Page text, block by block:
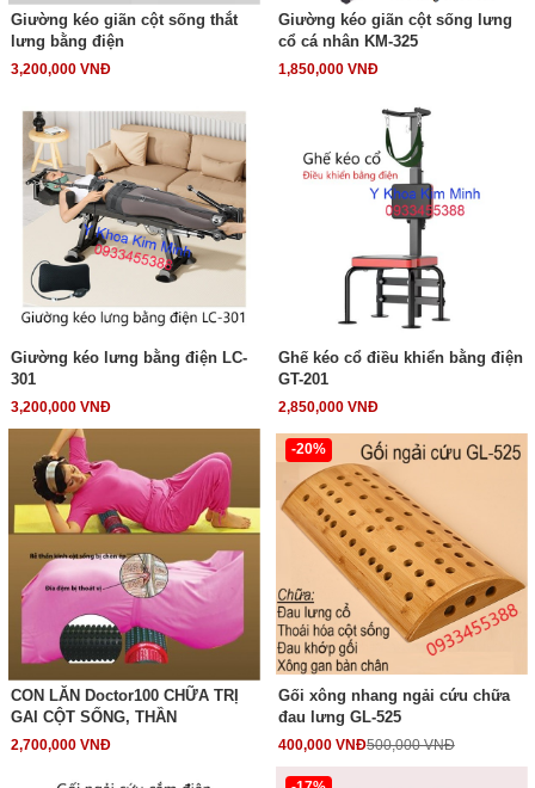
Giường kéo giãn cột sống thắt
lưng bằng điện
3,200,000 VNĐ
Giường kéo giãn cột sống lưng
cổ cá nhân KM-325
1,850,000 VNĐ
Giường kéo lưng bằng điện LC-
301
3,200,000 VNĐ
Ghế kéo cổ điều khiển bằng điện
GT-201
2,850,000 VNĐ
CON LĂN Doctor100 CHỮA TRỊ
GAI CỘT SỐNG, THẦN
2,700,000 VNĐ
-20%
Gối xông nhang ngải cứu chữa
đau lưng GL-525
400,000 VNĐ500,000 VNĐ